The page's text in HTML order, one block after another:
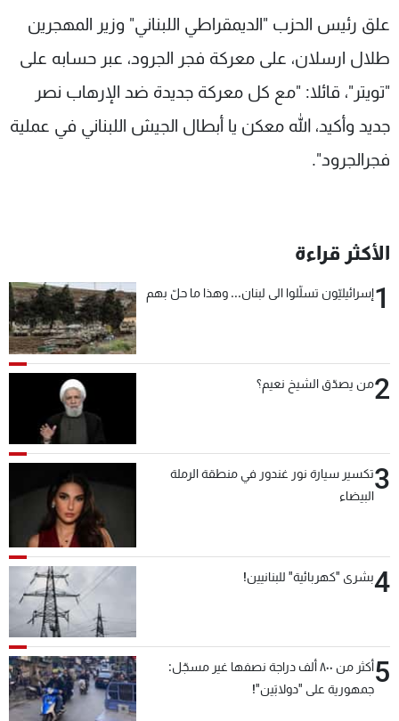
علق رئيس الحزب "الديمقراطي اللبناني" وزير المهجرين
طلال ارسلان، على معركة فجر الجرود، عبر حسابه على
"تويتر"، قائلا: "مع كل معركة جديدة ضد الإرهاب نصر
جديد وأكيد، الله معكن يا أبطال الجيش اللبناني في عملية
فجرالجرود".
الأكثر قراءة
1إسرائيليّون تسلّلوا الى لبنان... وهذا ما حلّ بهم
2من يصدّق الشيخ نعيم؟
3تكسير سيارة نور غندور في منطقة الرملة
البيضاء
4بشرى "كهربائية" للبنانيين!
5
أكثر من ٨٠٠ ألف دراجة نصفها غير مسجّل:
جمهورية على "دولابَين"!
عن MTV
لاعلاناتكم
وظائف
شروط الإسـتخدام